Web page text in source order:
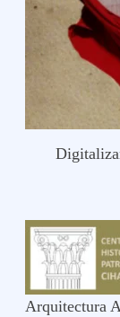
Arquitectura